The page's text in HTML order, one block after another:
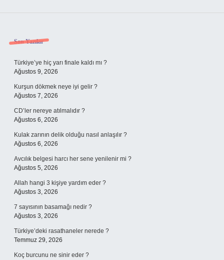
Sidebar
Son Yazılar
Türkiye’ye hiç yarı finale kaldı mı ?
Ağustos 9, 2026
Kurşun dökmek neye iyi gelir ?
Ağustos 7, 2026
CD’ler nereye atılmalıdır ?
Ağustos 6, 2026
Kulak zarının delik olduğu nasıl anlaşılır ?
Ağustos 6, 2026
Avcılık belgesi harcı her sene yenilenir mi ?
Ağustos 5, 2026
Allah hangi 3 kişiye yardım eder ?
Ağustos 3, 2026
7 sayısının basamağı nedir ?
Ağustos 3, 2026
Türkiye’deki rasathaneler nerede ?
Temmuz 29, 2026
Koç burcunu ne sinir eder ?